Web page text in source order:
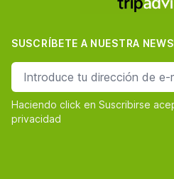
SUSCRÍBETE A NUESTRA
dirección de correo
Haciendo click en Suscribirse
privacidad